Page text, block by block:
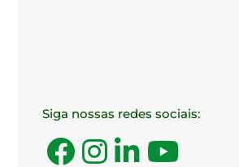
Siga nossas redes sociais: